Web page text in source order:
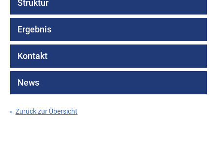
Struktur
Ergebnis
Kontakt
News
« Zurück zur Übersicht